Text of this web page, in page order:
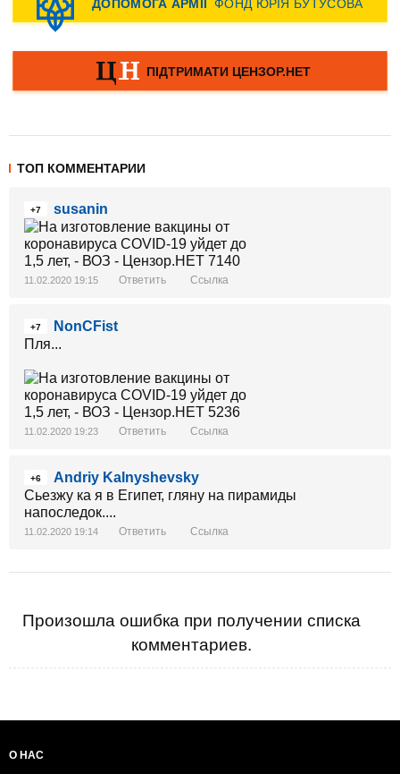
ТОП КОММЕНТАРИИ
+7 susanin
11.02.2020 19:15 Ответить Ссылка
+7
NonCFist
Пля...
11.02.2020 19:23 Ответить Ссылка
+6
Andriy Kalnyshevsky
Сьезжу ка я в Египет, гляну на пирамиды
напоследок....
11.02.2020 19:14 Ответить Ссылка
Произошла ошибка при получении списка
комментариев.
О НАС